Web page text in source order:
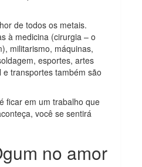
de todos os metais.
à medicina (cirurgia – o
militarismo, máquinas,
esportes, artes
transportes também são
ficar em um trabalho que
você se sentirá
no amor